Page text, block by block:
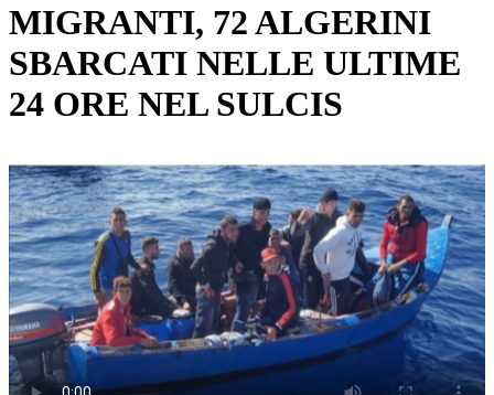
MIGRANTI, 72 ALGERINI
SBARCATI NELLE ULTIME
24 ORE NEL SULCIS